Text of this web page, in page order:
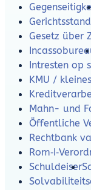
Gesetz über
Intresten op
KMU /
Mahn- und
Öffentliche
Rechtbank
Schuldeiser